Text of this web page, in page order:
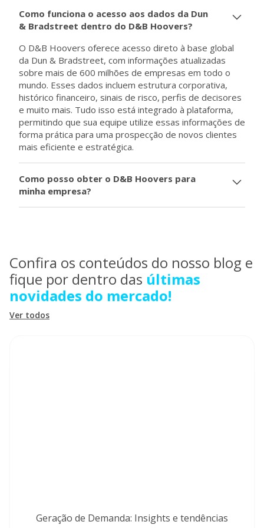
em um aumento de 60% na quantidade de negócios
fechados.
dados de mais de 587 milhões de empresas e do
acesso a informações sobre as empresas e decisores
vendedores a terem conversas mais valiosas e
objetivas com leads previamente qualificados.
Como funciona o acesso aos dados da Dun
& Bradstreet dentro do D&B Hoovers?
O D&B Hoovers oferece acesso direto à base global
da Dun & Bradstreet, com informações atualizadas
sobre mais de 600 milhões de empresas em todo o
mundo. Esses dados incluem estrutura corporativa,
histórico financeiro, sinais de risco, perfis de decisores
e muito mais. Tudo isso está integrado à plataforma,
permitindo que sua equipe utilize essas informações de
forma prática para uma prospecção de novos clientes
mais eficiente e estratégica.
Como posso obter o D&B Hoovers para
minha empresa?
detalhes sobre como adquirir a plataforma e
implementá-la em sua empresa.
Confira os conteúdos do nosso blog e
fique por dentro das últimas
novidades do mercado!
Ver todos
Geração de Demanda: Insights e tendências